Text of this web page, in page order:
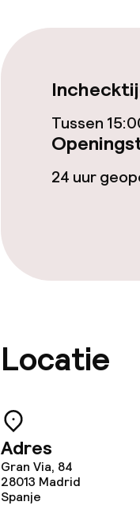
Eet- en
Restaurant
Eet- en
Roomservice
Faciliteiten en
Babysitservice
Tussen
24 uur
Locatie
Adres
Gran Via, 84
28013 Madrid
Spanje